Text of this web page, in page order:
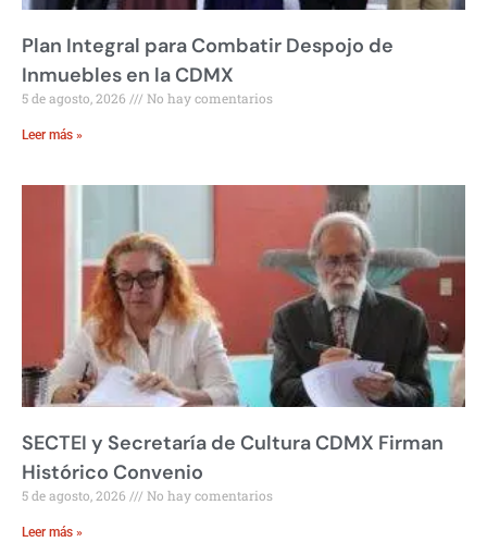
Plan Integral para Combatir Despojo de
Inmuebles en la CDMX
5 de agosto, 2026 No hay comentarios
Leer más »
SECTEI y Secretaría de Cultura CDMX Firman
Histórico Convenio
5 de agosto, 2026 No hay comentarios
Leer más »